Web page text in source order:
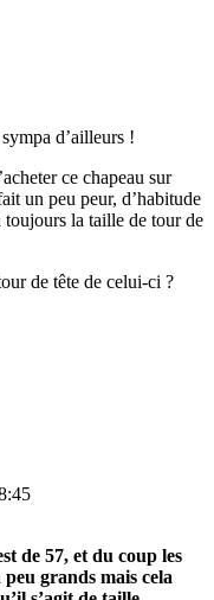
d’ailleurs !
ce chapeau sur
un peu peur, d’habitude
toujours la taille de tour de
de tête de celui-ci ?
de 57, et du coup les
grands mais cela